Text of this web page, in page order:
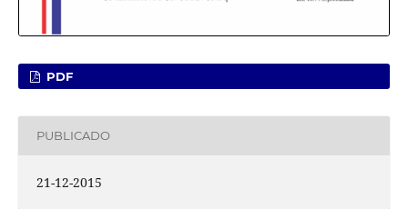
PDF
PUBLICADO
21-12-2015